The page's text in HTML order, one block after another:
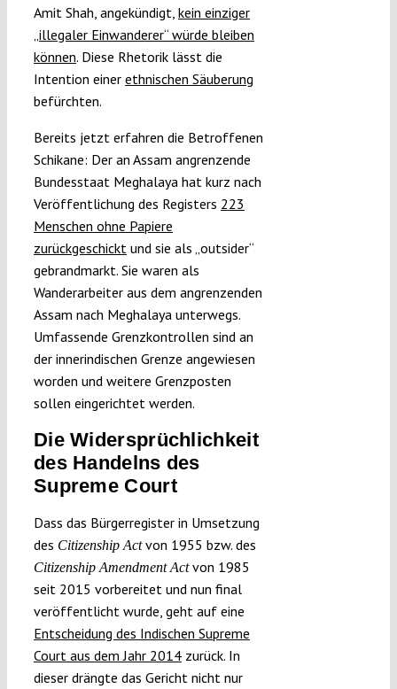
Amit Shah, angekündigt, kein einziger
„illegaler Einwanderer“ würde bleiben
können. Diese Rhetorik lässt die
Intention einer ethnischen Säuberung
befürchten.
Bereits jetzt erfahren die Betroffenen
Schikane: Der an Assam angrenzende
Bundesstaat Meghalaya hat kurz nach
Veröffentlichung des Registers 223
Menschen ohne Papiere
zurückgeschickt und sie als „outsider“
gebrandmarkt. Sie waren als
Wanderarbeiter aus dem angrenzenden
Assam nach Meghalaya unterwegs.
Umfassende Grenzkontrollen sind an
der innerindischen Grenze angewiesen
worden und weitere Grenzposten
sollen eingerichtet werden.
Die Widersprüchlichkeit
des Handelns des
Supreme Court
Dass das Bürgerregister in Umsetzung
des Citizenship Actvon 1955 bzw. des
Citizenship Amendment Actvon 1985
seit 2015 vorbereitet und nun final
veröffentlicht wurde, geht auf eine
Entscheidung des Indischen Supreme
Court aus dem Jahr 2014zurück. In
dieser drängte das Gericht nicht nur